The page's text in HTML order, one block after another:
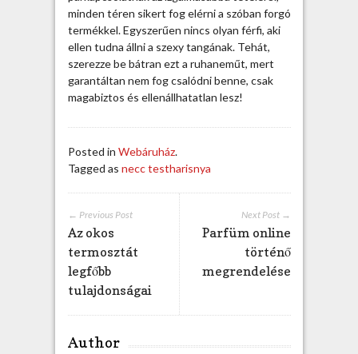
z
minden téren sikert fog elérni a szóban forgó
termékkel. Egyszerűen nincs olyan férfi, aki
ellen tudna állni a szexy tangának. Tehát,
szerezze be bátran ezt a ruhaneműt, mert
garantáltan nem fog csalódni benne, csak
magabiztos és ellenállhatatlan lesz!
Posted in Webáruház.
Tagged as necc testharisnya
Next Post →
Parfüm online
történő
megrendelése
← Previous Post
Az okos
termosztát
legfőbb
tulajdonságai
Author